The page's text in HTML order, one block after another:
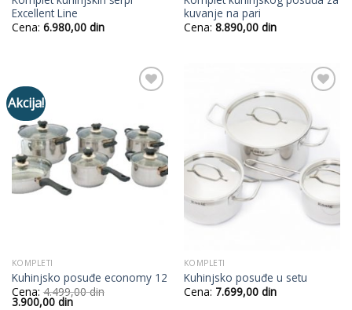
Excellent Line
Cena: 6.980,00din
kuvanje na pari
Cena: 8.890,00din
Akcija!
Add to
Wishlist
KOMPLETI
Kuhinjsko posuđe economy 12
Cena: 4.499,00din
Originalna
3.900,00dinTrenutna
Add to
Wishlist
KOMPLETI
Kuhinjsko posuđe u setu
Cena: 7.699,00din